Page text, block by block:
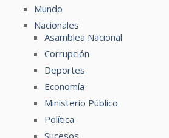
Mundo
Nacionales
Asamblea Nacional
Corrupción
Deportes
Economía
Ministerio Público
Política